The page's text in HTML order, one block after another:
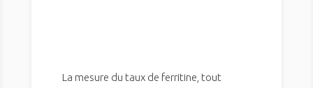
La mesure du taux de ferritine, tout